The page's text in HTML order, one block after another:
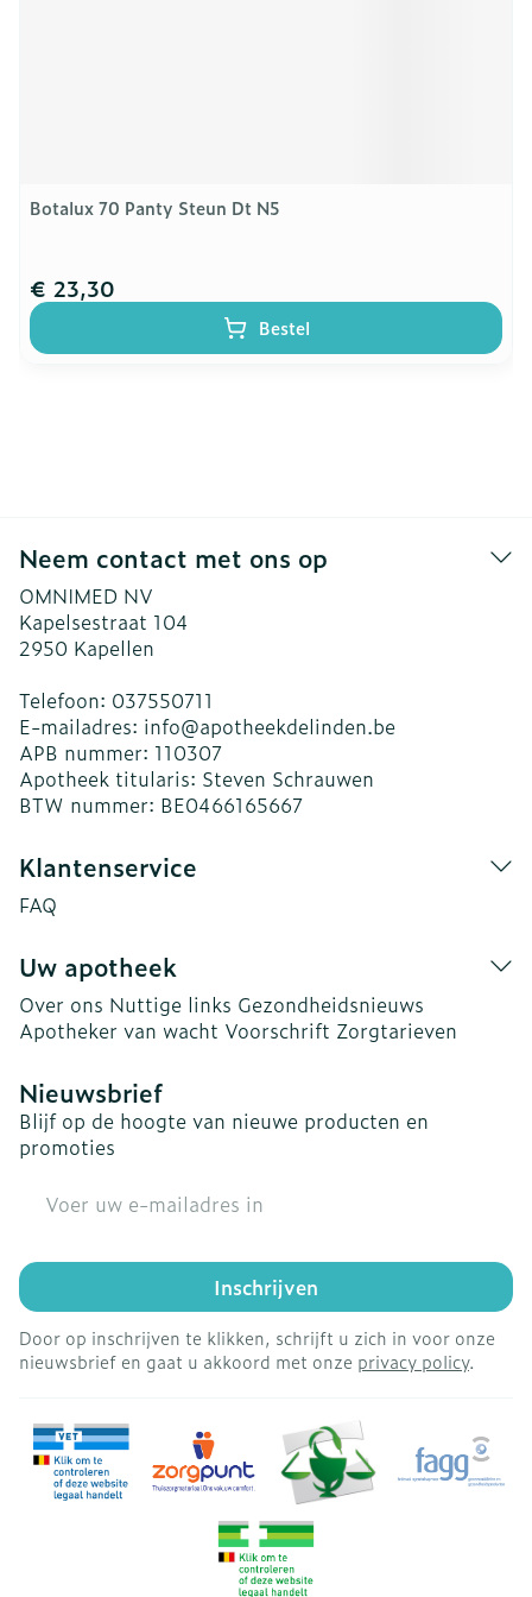
Botalux 70 Panty Steun Dt N5
€ 23,30
Bestel
Neem contact met ons op
OMNIMED NV
Kapelsestraat 104
2950 Kapellen
Telefoon: 037550711
E-mailadres: info@apotheekdelinden.be
APB nummer: 110307
Apotheek titularis: Steven Schrauwen
BTW nummer: BE0466165667
Klantenservice
FAQ
Uw apotheek
Over ons Nuttige links Gezondheidsnieuws
Apotheker van wacht Voorschrift Zorgtarieven
Nieuwsbrief
Blijf op de hoogte van nieuwe producten en
promoties
Inschrijven
Door op inschrijven te klikken, schrijft u zich in voor onze
nieuwsbrief en gaat u akkoord met onze privacy policy.